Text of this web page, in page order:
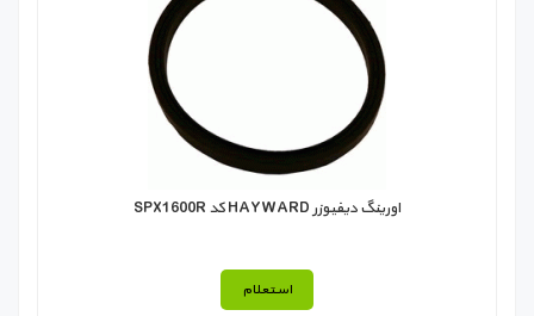
اورينگ ديفيوزر HAYWARD كد SPX1600R
استعلام